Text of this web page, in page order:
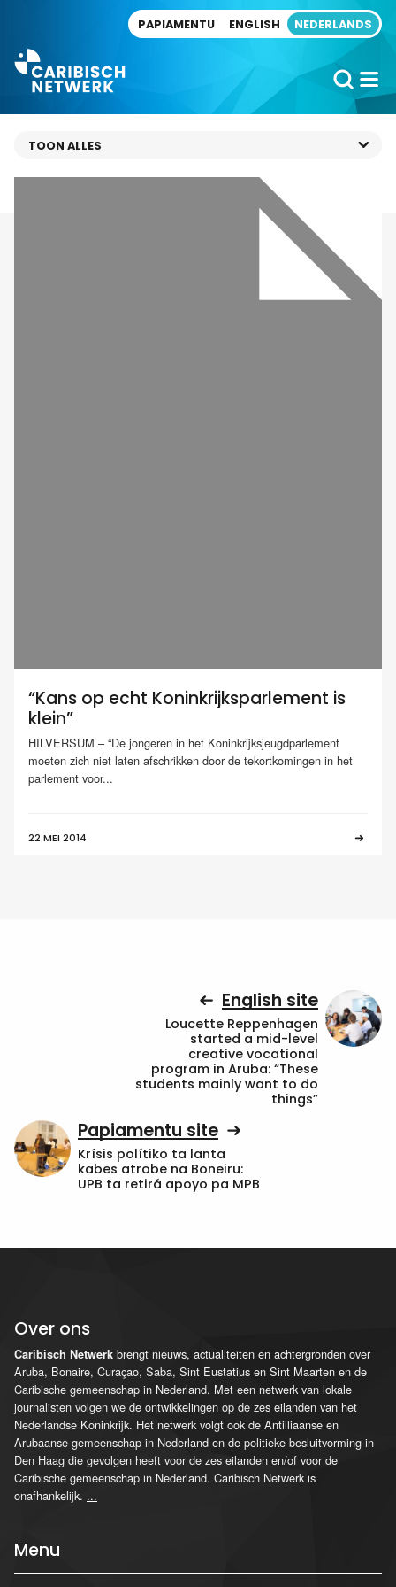
PAPIAMENTU ENGLISH NEDERLANDS
“Kans op echt Koninkrijksparlement is
klein”
HILVERSUM – “De jongeren in het Koninkrijksjeugdparlement
moeten zich niet laten afschrikken door de tekortkomingen in het
parlement voor...
22 MEI 2014
English site
Loucette Reppenhagen
started a mid-level
creative vocational
program in Aruba: “These
students mainly want to do
things”
Papiamentu site
Krísis polítiko ta lanta
kabes atrobe na Boneiru:
UPB ta retirá apoyo pa MPB
Over ons
Caribisch Netwerk brengt nieuws, actualiteiten en achtergronden over
Aruba, Bonaire, Curaçao, Saba, Sint Eustatius en Sint Maarten en de
Caribische gemeenschap in Nederland. Met een netwerk van lokale
journalisten volgen we de ontwikkelingen op de zes eilanden van het
Nederlandse Koninkrijk. Het netwerk volgt ook de Antilliaanse en
Arubaanse gemeenschap in Nederland en de politieke besluitvorming in
Den Haag die gevolgen heeft voor de zes eilanden en/of voor de
Caribische gemeenschap in Nederland. Caribisch Netwerk is
onafhankelijk. ...
Menu